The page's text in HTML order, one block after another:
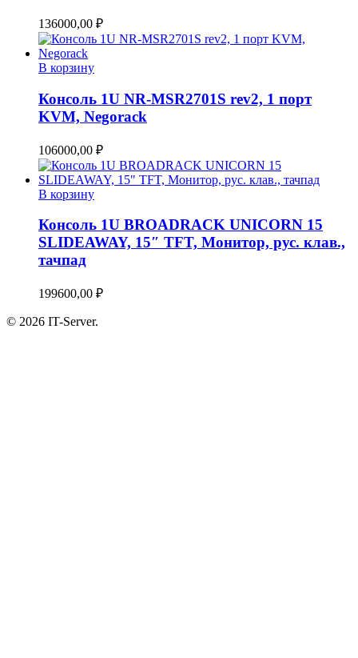
136000,00 ₽
В корзину
Консоль 1U NR-MSR2701S rev2, 1 порт
KVM, Negorack
106000,00 ₽
В корзину
Консоль 1U BROADRACK UNICORN 15
SLIDEAWAY, 15″ TFT, Монитор, рус. клав.,
тачпад
199600,00 ₽
© 2026 IT-Server.